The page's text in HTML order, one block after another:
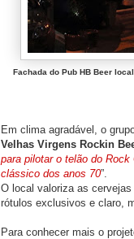
Fachada do Pub HB Beer
Em clima agradável, o
Velhas Virgens Rockin
para pilotar o telão do
clássico dos anos 70”.
O local valoriza as
rótulos exclusivos e claro,
Para conhecer mais o